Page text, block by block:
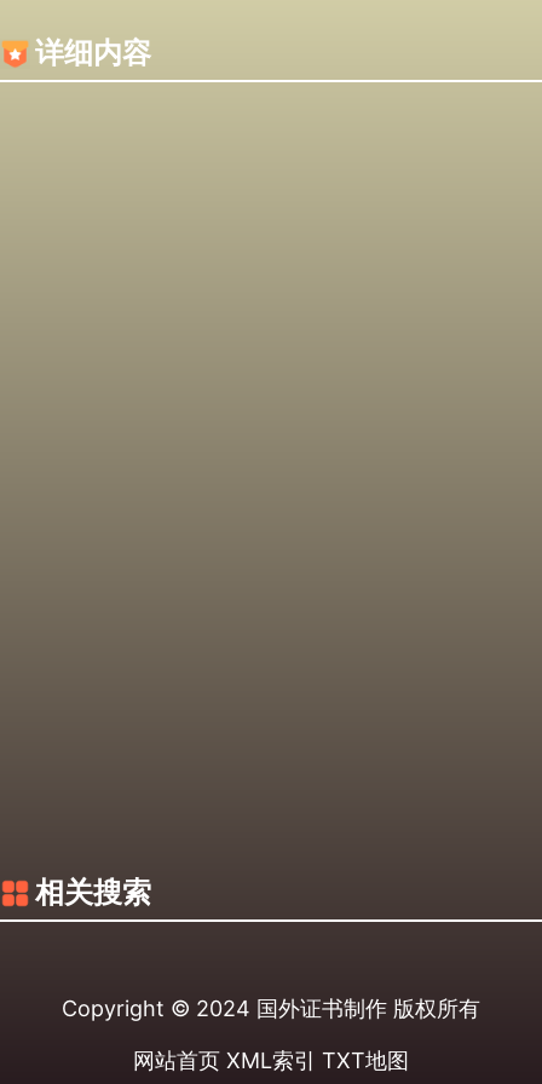
详细内容
相关搜索
Copyright © 2024 国外证书制作 版权所有
网站首页 XML索引 TXT地图